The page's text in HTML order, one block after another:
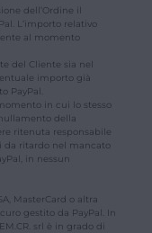
dell’Ordine il
L’importo relativo
al momento
del Cliente sia nel
importo già
PayPal.
in cui lo stesso
della
ritenuta responsabile
da ritardo nel mancato
in nessun
MasterCard o altra
gestito da PayPal. In
srl è in grado di